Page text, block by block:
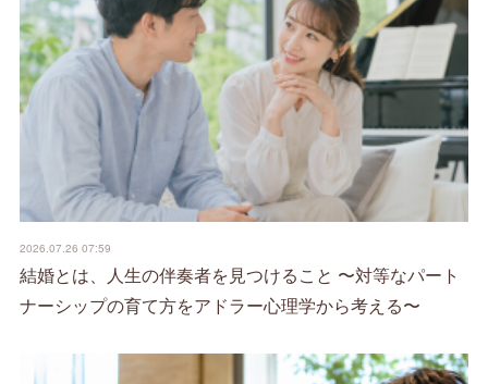
2026.07.26 07:59
結婚とは、人生の伴奏者を見つけること 〜対等なパート
ナーシップの育て方をアドラー心理学から考える〜